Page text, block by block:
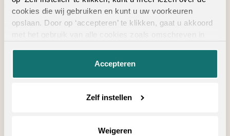
cookies die wij gebruiken en kunt u uw voorkeuren
opslaan. Door op ‘accepteren’ te klikken, gaat u akkoord
Accepteren
Zelf instellen
Weigeren